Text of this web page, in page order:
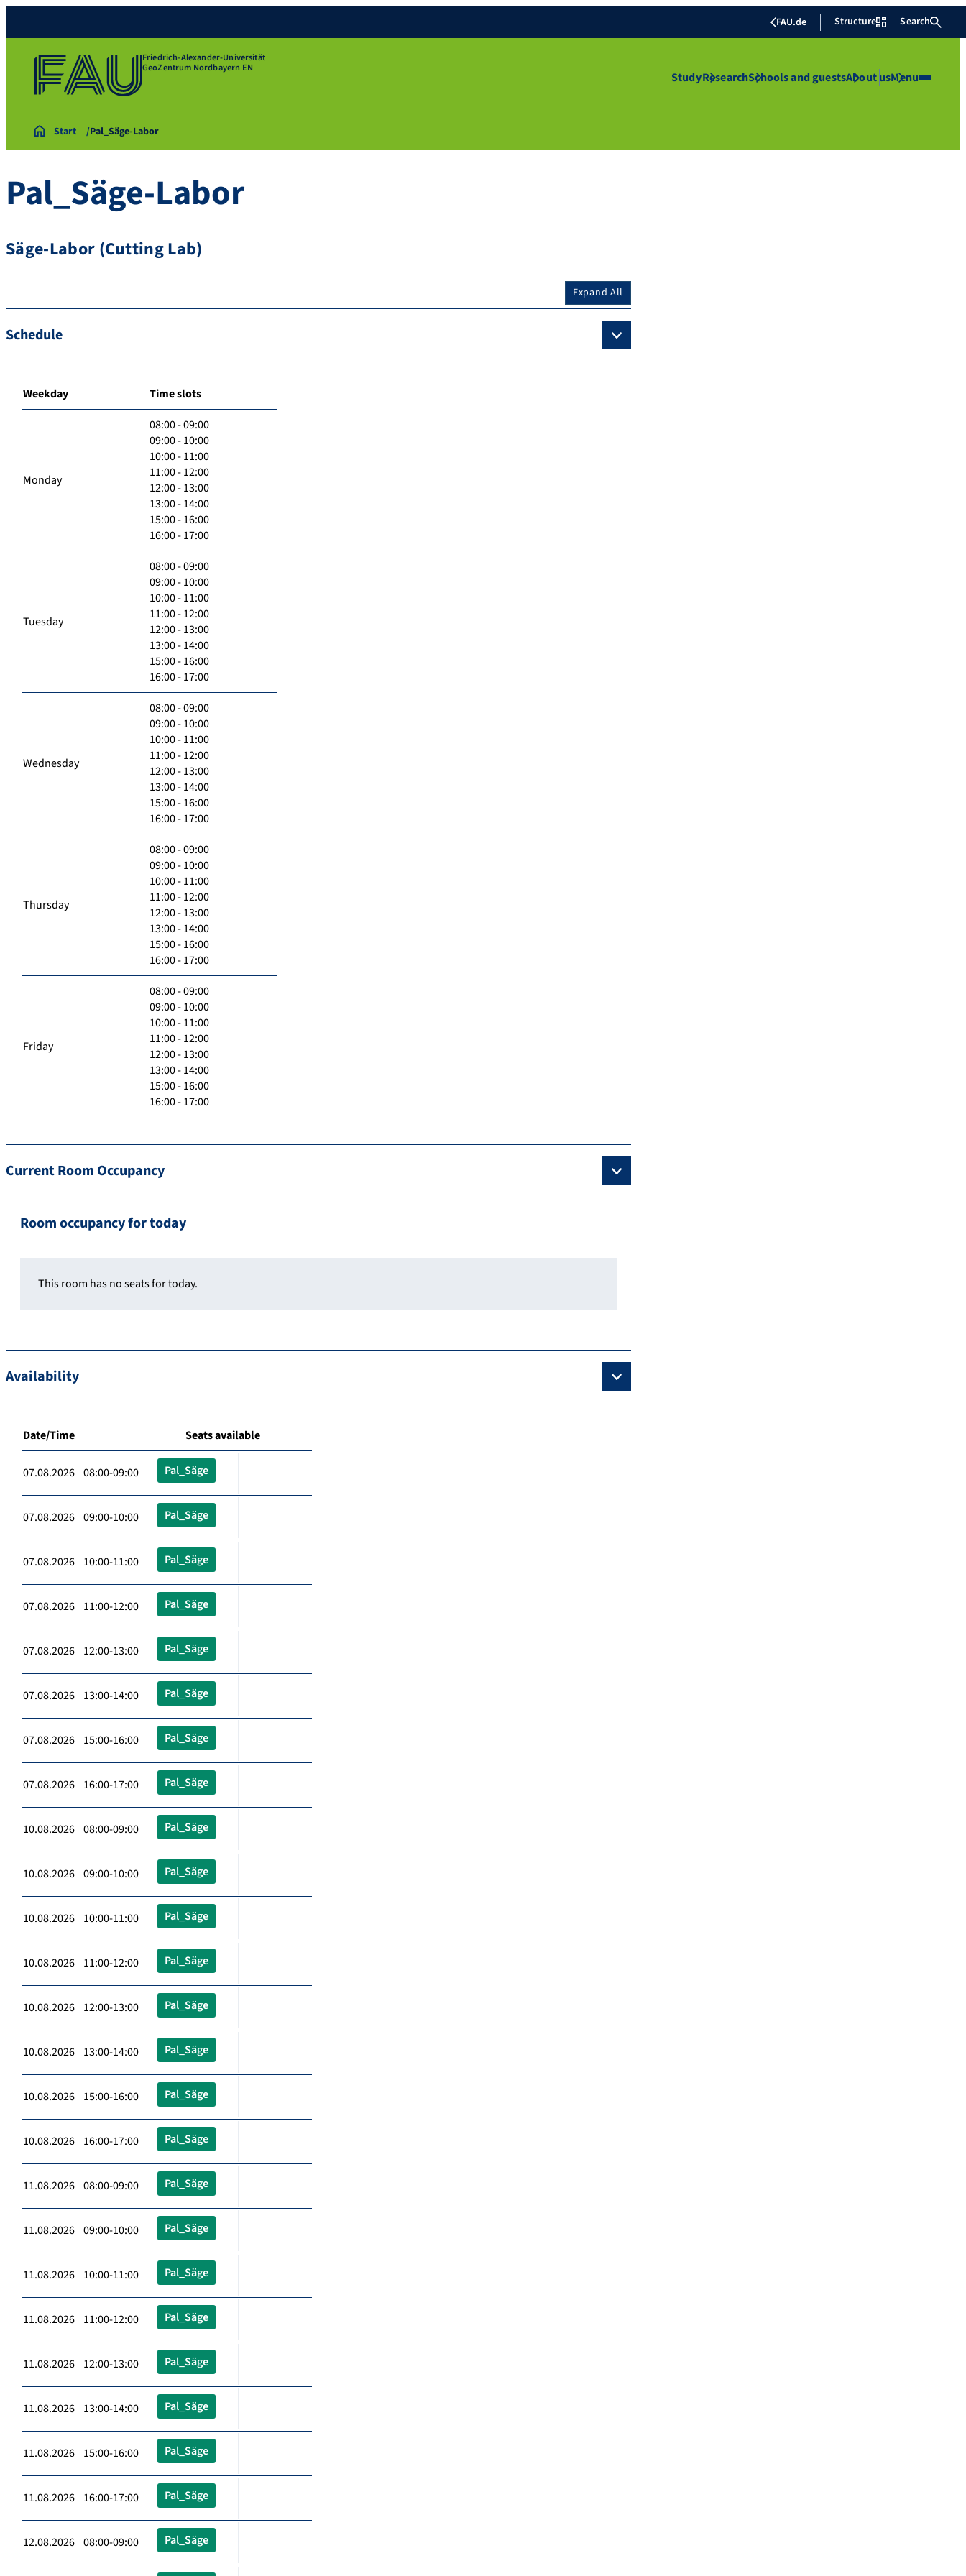
FAU.de Structure Search
Friedrich-Alexander-Universität
GeoZentrum Nordbayern EN
StudyResearchSchools and guestsAbout usMenu
Start Pal_Säge-Labor
Pal_Säge-Labor
Säge-Labor (Cutting Lab)
Expand All
Schedule
Weekday Time slots
Monday
08:00 - 09:00
09:00 - 10:00
10:00 - 11:00
11:00 - 12:00
12:00 - 13:00
13:00 - 14:00
15:00 - 16:00
16:00 - 17:00
Tuesday
08:00 - 09:00
09:00 - 10:00
10:00 - 11:00
11:00 - 12:00
12:00 - 13:00
13:00 - 14:00
15:00 - 16:00
16:00 - 17:00
Wednesday
08:00 - 09:00
09:00 - 10:00
10:00 - 11:00
11:00 - 12:00
12:00 - 13:00
13:00 - 14:00
15:00 - 16:00
16:00 - 17:00
Thursday
08:00 - 09:00
09:00 - 10:00
10:00 - 11:00
11:00 - 12:00
12:00 - 13:00
13:00 - 14:00
15:00 - 16:00
16:00 - 17:00
Friday
08:00 - 09:00
09:00 - 10:00
10:00 - 11:00
11:00 - 12:00
12:00 - 13:00
13:00 - 14:00
15:00 - 16:00
16:00 - 17:00
Current Room Occupancy
Room occupancy for today
This room has no seats for today.
Availability
Date/Time Seats available
07.08.2026 08:00-09:00 Pal_Säge
07.08.2026 09:00-10:00 Pal_Säge
07.08.2026 10:00-11:00 Pal_Säge
07.08.2026 11:00-12:00 Pal_Säge
07.08.2026 12:00-13:00 Pal_Säge
07.08.2026 13:00-14:00 Pal_Säge
07.08.2026 15:00-16:00 Pal_Säge
07.08.2026 16:00-17:00 Pal_Säge
10.08.2026 08:00-09:00 Pal_Säge
10.08.2026 09:00-10:00 Pal_Säge
10.08.2026 10:00-11:00 Pal_Säge
10.08.2026 11:00-12:00 Pal_Säge
10.08.2026 12:00-13:00 Pal_Säge
10.08.2026 13:00-14:00 Pal_Säge
10.08.2026 15:00-16:00 Pal_Säge
10.08.2026 16:00-17:00 Pal_Säge
11.08.2026 08:00-09:00 Pal_Säge
11.08.2026 09:00-10:00 Pal_Säge
11.08.2026 10:00-11:00 Pal_Säge
11.08.2026 11:00-12:00 Pal_Säge
11.08.2026 12:00-13:00 Pal_Säge
11.08.2026 13:00-14:00 Pal_Säge
11.08.2026 15:00-16:00 Pal_Säge
11.08.2026 16:00-17:00 Pal_Säge
12.08.2026 08:00-09:00 Pal_Säge